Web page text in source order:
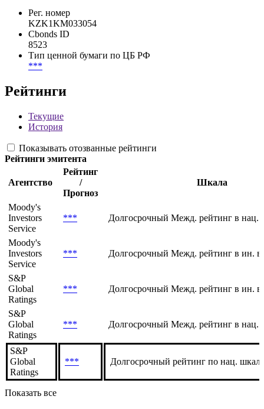
Рег. номер
KZK1KM033054
Cbonds ID
8523
Тип ценной бумаги по ЦБ РФ
***
Рейтинги
Текущие
История
Показывать отозванные рейтинги
Рейтинги эмитента
Агентство
Рейтинг
/
Прогноз
Шкала
Moody's
Investors
Service
*** Долгосрочный Межд. рейтинг в нац.
Moody's
Investors
Service
*** Долгосрочный Межд. рейтинг в ин.
S&P
Global
Ratings
*** Долгосрочный Межд. рейтинг в ин.
S&P
Global
Ratings
*** Долгосрочный Межд. рейтинг в нац.
S&P
Global
Ratings
*** Долгосрочный рейтинг по нац.
Показать все